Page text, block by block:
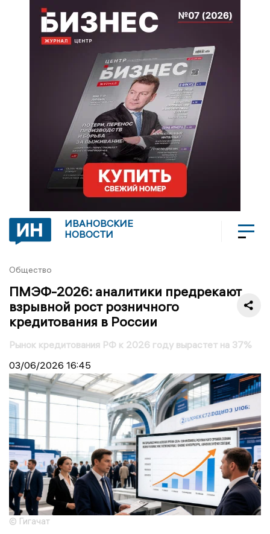
ИВАНОВСКИЕ
НОВОСТИ
Общество
ПМЭФ-2026: аналитики предрекают
взрывной рост розничного
кредитования в России
Рынок кредитования РФ к 2026 году вырастет на 37%
03/06/2026 16:45
© Гигачат